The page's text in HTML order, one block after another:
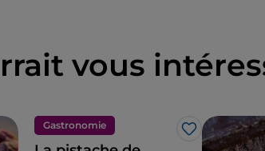
vous
Gastronomie
J’aime